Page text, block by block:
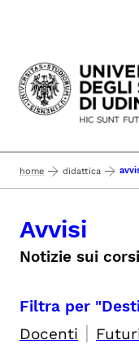
Passa al
home didattica
Avvisi
Notizie sui
Filtra per
Docenti |